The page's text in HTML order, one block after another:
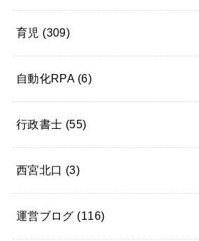
育児 (309)
自動化RPA (6)
行政書士 (55)
西宮北口 (3)
運営ブログ (116)